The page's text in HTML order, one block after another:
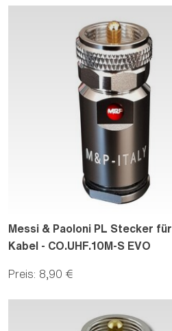
Messi & Paoloni PL Stecker
Kabel - CO.UHF.10M-S EVO
Preis: 8,90 €